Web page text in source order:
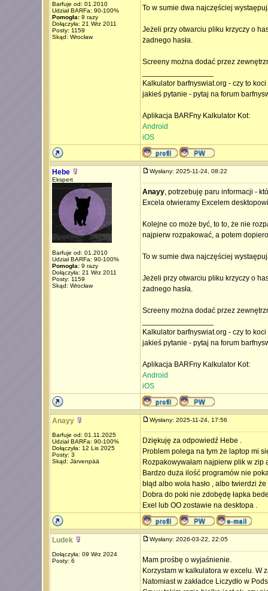
Barfuje od: 01.2010
Udział BARFa: 90-100%
Pomogła:9 razy
Dołączyła: 21 Wrz 2011
Posty: 1159
Skąd: Wrocław
To w sumie dwa najczęściej
Jeżeli przy otwarciu pliku krzyczy o
żadnego hasła.
Screeny można dodać przez
Kalkulator barfnyswiat.org - czy to
jakieś pytanie - pytaj na forum
Aplikacja BARFny Kalkulator Kot:
Android
iOS
Hebe
Ekspert
Barfuje od: 01.2010
Udział BARFa: 90-100%
Pomogła:9 razy
Dołączyła: 21 Wrz 2011
Posty: 1159
Skąd: Wrocław
Wysłany: 2025-11-24, 08:22
Anayy, potrzebuję paru informacji -
Excela otwieramy Excelem
Kolejne co może być, to to, że nie
najpierw rozpakować, a potem
To w sumie dwa najczęściej
Jeżeli przy otwarciu pliku krzyczy o
żadnego hasła.
Screeny można dodać przez
Kalkulator barfnyswiat.org - czy to
jakieś pytanie - pytaj na forum
Aplikacja BARFny Kalkulator Kot:
Android
iOS
Anayy
Barfuje od: 01.11.2025
Udział BARFa: 90-100%
Dołączyła: 12 Lis 2025
Posty: 3
Skąd: Järvenpää
Wysłany: 2025-11-24, 17:56
Dziękuję za odpowiedź Hebe .
Problem polega na tym że laptop mi
Rozpakowywałam najpierw plik w zip
Bardzo duża ilość programów nie
błąd albo woła hasło , albo twierdzi
Dobra do poki nie zdobędę łapka
Exel lub OO zostawie na desktopa .
Ludek
Dołączyła: 09 Wrz 2024
Posty: 6
Wysłany: 2026-03-22, 22:05
Mam prośbę o wyjaśnienie.
Korzystam w kalkulatora w excelu. W
Natomiast w zakładce Liczydło w